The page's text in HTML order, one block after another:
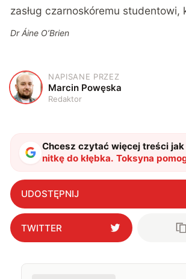
zasług czarnoskóremu studentowi,
Dr Áine O’Brien
M
NAPISANE PRZEZ
Marcin Powęska
Redaktor
Chcesz czytać więcej treści jak
nitkę do kłębka. Toksyna
rozwikłać zagadkę
sprzed 90 lat"?
UDOSTĘPNIJ
TWITTER